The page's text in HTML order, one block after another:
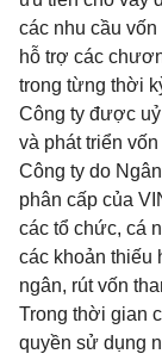
các nhu cầu
hỗ trợ các
trong từng thời
Công ty được
và phát triển
Công ty do
phân cấp của
các tổ chức, cá
các khoản thiếu
ngân, rút vốn
Trong thời gian
quyền sử dụng